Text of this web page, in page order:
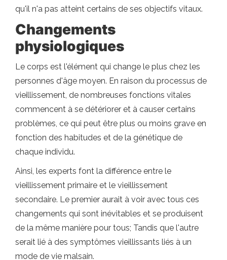
qu'il n'a pas atteint certains de ses objectifs vitaux.
Changements
physiologiques
Le corps est l'élément qui change le plus chez les
personnes d'âge moyen. En raison du processus de
vieillissement, de nombreuses fonctions vitales
commencent à se détériorer et à causer certains
problèmes, ce qui peut être plus ou moins grave en
fonction des habitudes et de la génétique de
chaque individu.
Ainsi, les experts font la différence entre le
vieillissement primaire et le vieillissement
secondaire. Le premier aurait à voir avec tous ces
changements qui sont inévitables et se produisent
de la même manière pour tous; Tandis que l'autre
serait lié à des symptômes vieillissants liés à un
mode de vie malsain.